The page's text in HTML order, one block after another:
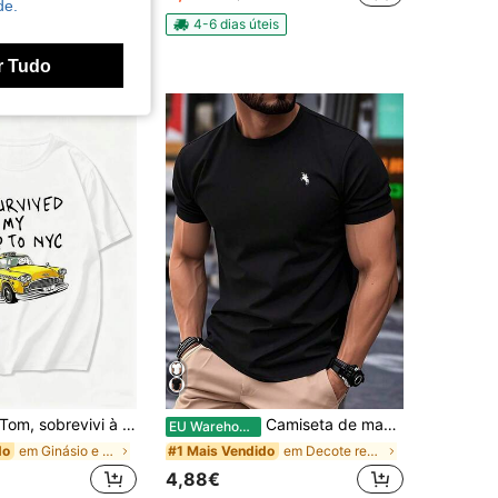
4-6 dias úteis
Tom, sobrevivi à minha viagem a Nova York. Camiseta divertida e original com um táxi-aranha amarelo, estilo vintage dos anos 80, unissex para homens e mulheres.
em Ginásio e Fitness T-shirts masculinas
EU Warehouse Camiseta de manga curta com estampa simples, versátil e casual para o dia a dia, ideal para primavera/verão.
#1 Mais Vendido em Decote redondo T-shirts masculinas
4,88€
Tudo